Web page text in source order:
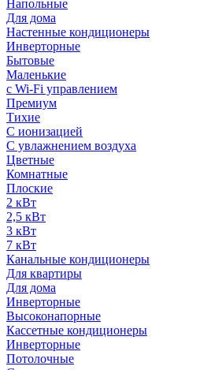
Напольные
Для дома
Настенные кондиционеры
Инверторные
Бытовые
Маленькие
с Wi-Fi управлением
Премиум
Тихие
С ионизацией
С увлажнением воздуха
Цветные
Комнатные
Плоские
2 кВт
2,5 кВт
3 кВт
7 кВт
Канальные кондиционеры
Для квартиры
Для дома
Инверторные
Высоконапорные
Кассетные кондиционеры
Инверторные
Потолочные